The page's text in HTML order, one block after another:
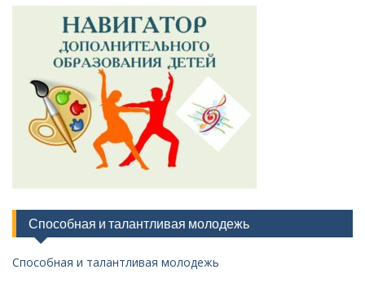
Способная и талантливая молодежь
Способная и талантливая молодежь